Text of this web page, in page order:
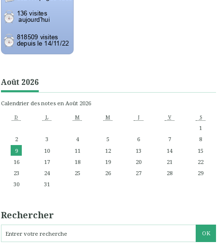
Août 2026
Calendrier des notes en Août 2026
D L M M J V S
1
2
3 4 5 6 7
8
9
10 11 12 13 14
15
16
17 18 19 20 21
22
23
24 25 26 27 28
29
30
31
Rechercher